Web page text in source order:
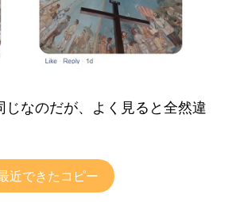
じなのだが、よく見ると全然違
近できたコピー